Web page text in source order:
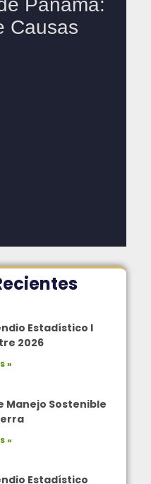
Estadístico I
2026
»
Manejo Sostenible
»
Estadístico